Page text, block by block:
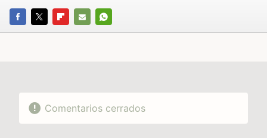
FACEBOOK
TWITTERFLIPBOARD
E-
WHATSAPP
Comentarios cerrados